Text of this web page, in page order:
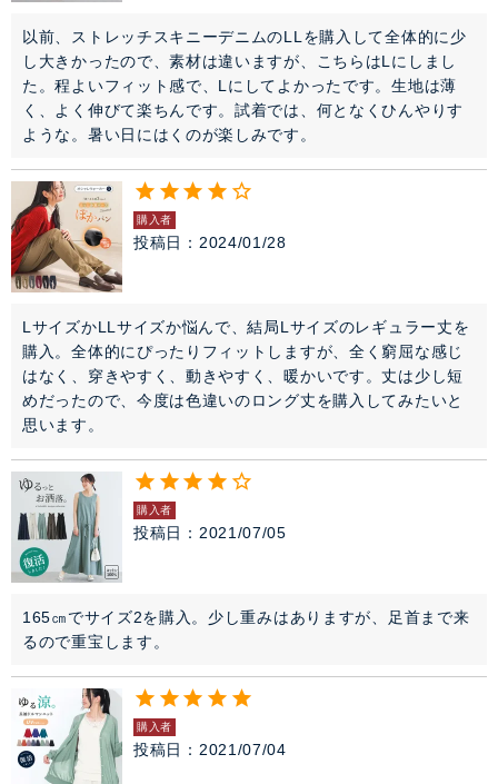
以前、ストレッチスキニーデニムのLLを購入して全体的に少
し大きかったので、素材は違いますが、こちらはLにしまし
た。程よいフィット感で、Lにしてよかったです。生地は薄
く、よく伸びて楽ちんです。試着では、何となくひんやりす
ような。暑い日にはくのが楽しみです。
購入者
投稿日 2024/01/28
LサイズかLLサイズか悩んで、結局Lサイズのレギュラー丈を
購入。全体的にぴったりフィットしますが、全く窮屈な感じ
はなく、穿きやすく、動きやすく、暖かいです。丈は少し短
めだったので、今度は色違いのロング丈を購入してみたいと
思います。
購入者
投稿日 2021/07/05
165㎝でサイズ2を購入。少し重みはありますが、足首まで来
るので重宝します。
購入者
投稿日 2021/07/04